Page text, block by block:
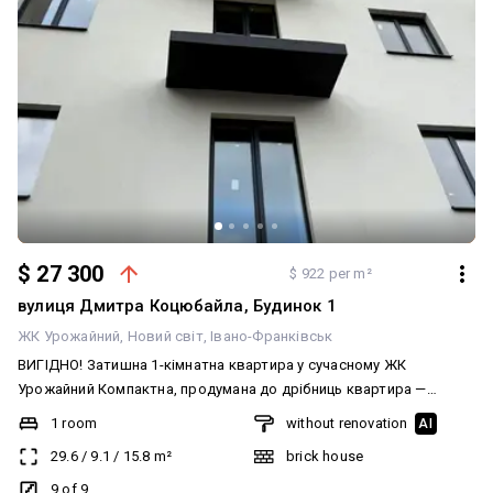
$ 27 300 $ 922 per m²
вулиця Дмитра Коцюбайла, Будинок 1
ЖК Урожайний Новий світ Івано-Франківськ
ВИГІДНО! Затишна 1-кімнатна квартира у сучасному ЖК
Урожайний Компактна, продумана до дрібниць квартира —
ідеальний варіант для першого житла або інвестиції. Площа 30
м² (29.58) — без жодного зайвого метра, усе максимально
функціонально. Розташована у 3 секції, 4 під’їзд, 9 поверх —
комфортний рівень висоти з чудовим краєвидом. ЖК
1 room
29.6/9.1 / 15.8 m²
9 of 9
without renovation AI
brick house